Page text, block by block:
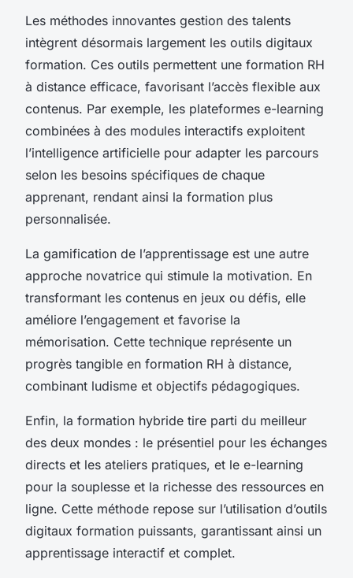
Les méthodes innovantes gestion des talents
intègrent désormais largement les outils digitaux
formation. Ces outils permettent une formation RH
à distance efficace, favorisant l’accès flexible aux
contenus. Par exemple, les plateformes e-learning
combinées à des modules interactifs exploitent
l’intelligence artificielle pour adapter les parcours
selon les besoins spécifiques de chaque
apprenant, rendant ainsi la formation plus
personnalisée.
La gamification de l’apprentissage est une autre
approche novatrice qui stimule la motivation. En
transformant les contenus en jeux ou défis, elle
améliore l’engagement et favorise la
mémorisation. Cette technique représente un
progrès tangible en formation RH à distance,
combinant ludisme et objectifs pédagogiques.
Enfin, la formation hybride tire parti du meilleur
des deux mondes : le présentiel pour les échanges
directs et les ateliers pratiques, et le e-learning
pour la souplesse et la richesse des ressources en
ligne. Cette méthode repose sur l’utilisation d’outils
digitaux formation puissants, garantissant ainsi un
apprentissage interactif et complet.